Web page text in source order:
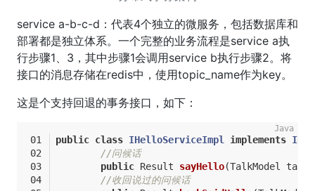
service a-b-c-d：代表4个独立的微服务，包括数据库和
部署都是独立体系。一个完整的业务流程是service a执
行步骤1、3，其中步骤1会调用service b执行步骤2。将
接口的消息存储在redis中，使用topic_name作为key。
这是个支持回退的事务接口，如下：
public class IHelloServiceImpl implements
//问候话
public Result sayHello(TalkModel
//收回说过的问候话